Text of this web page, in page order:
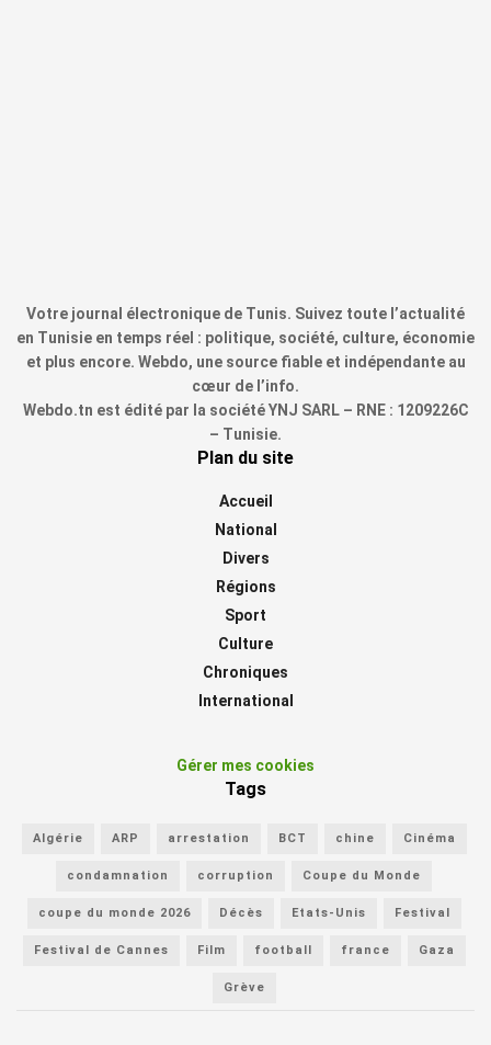
Votre journal électronique de Tunis. Suivez toute l’actualité
en Tunisie en temps réel : politique, société, culture, économie
et plus encore. Webdo, une source fiable et indépendante au
cœur de l’info.
Webdo.tn est édité par la société YNJ SARL – RNE : 1209226C
– Tunisie.
Plan du site
Accueil
National
Divers
Régions
Sport
Culture
Chroniques
International
Gérer mes cookies
Tags
Algérie ARP arrestation BCT chine Cinéma
condamnation corruption Coupe du Monde
coupe du monde 2026 Décès Etats-Unis Festival
Festival de Cannes Film football france Gaza
Grève